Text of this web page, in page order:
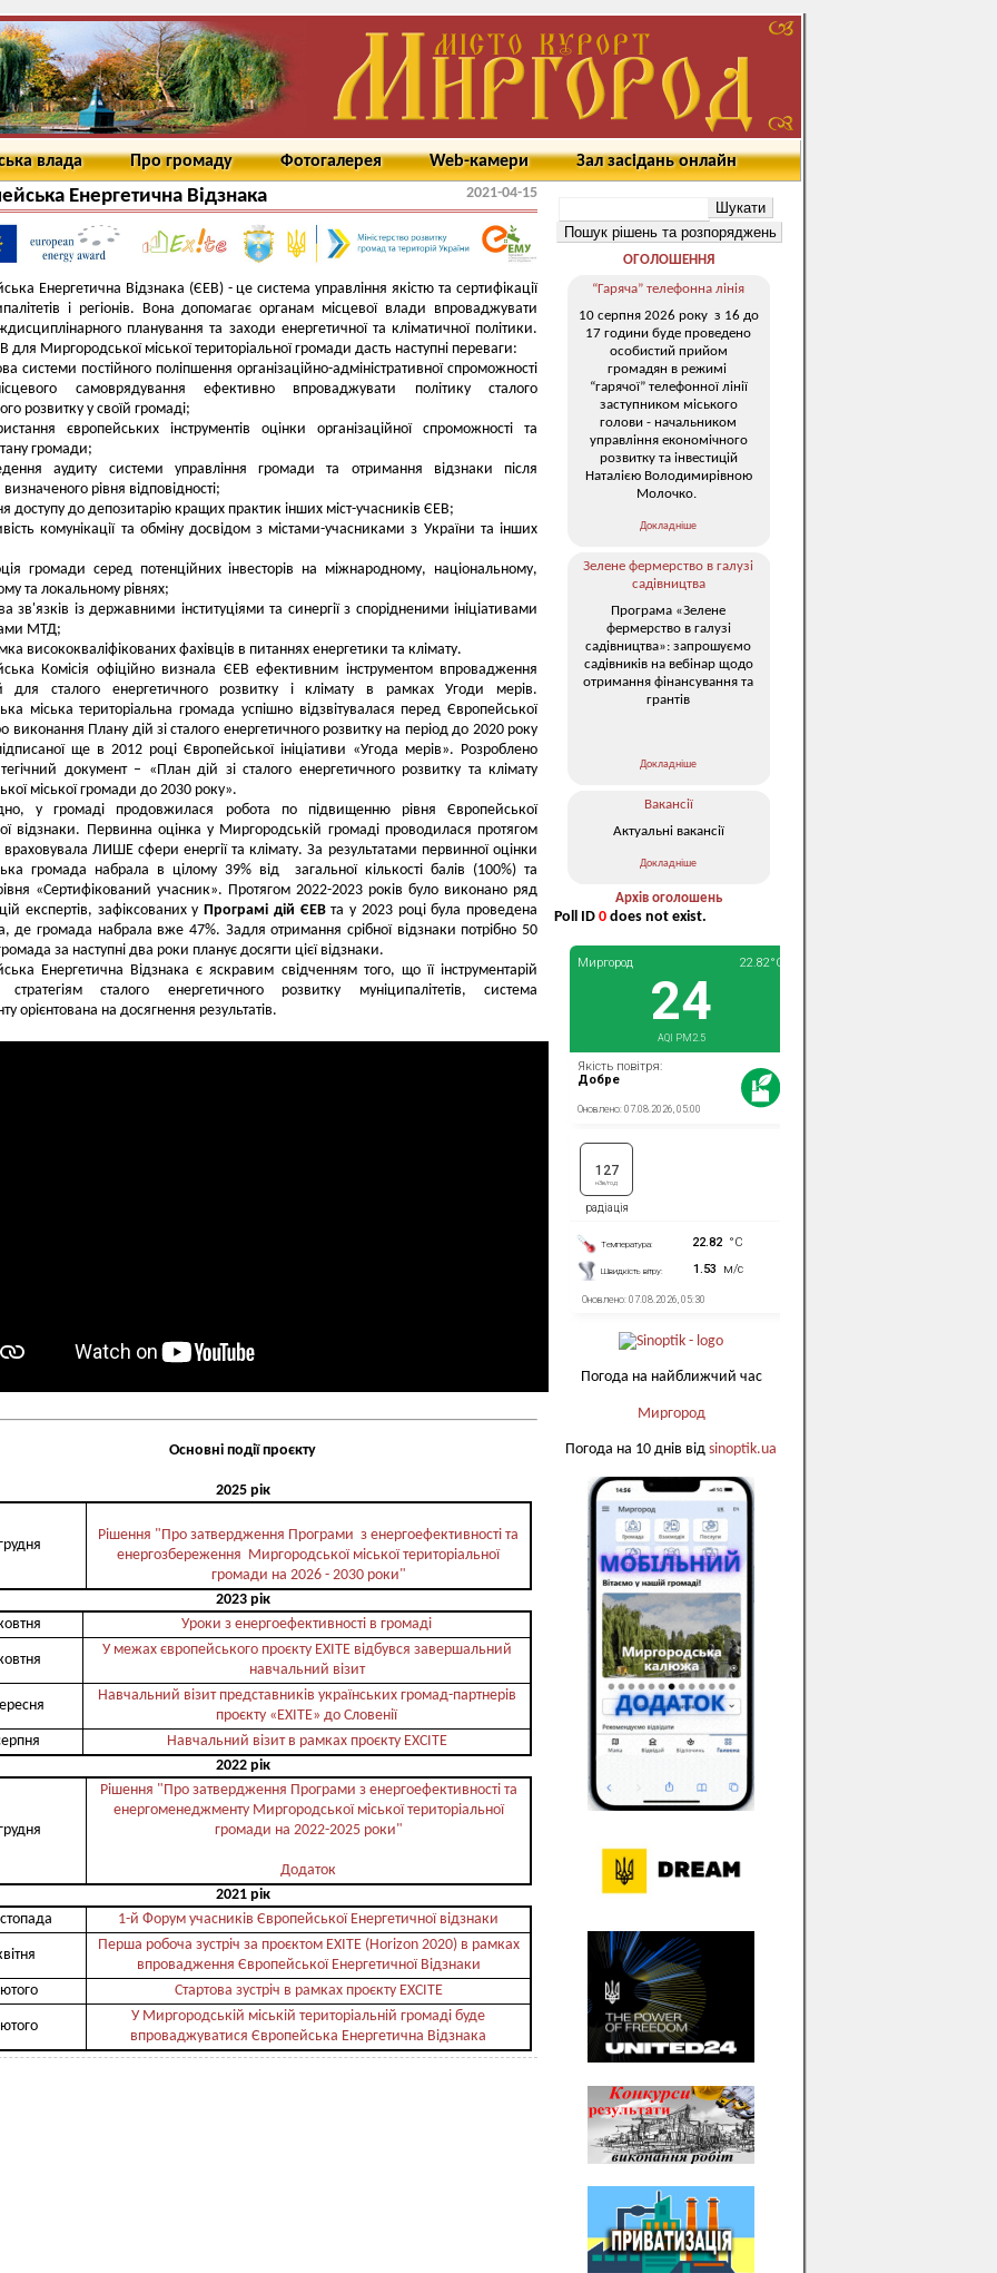
влада Про громаду Фотогалерея Web-камери Зал засідань онлайн
Енергетична Відзнака 2021-04-15
Енергетична Відзнака (ЄЕВ) - це система управління якістю та сертифікації
і регіонів. Вона допомагає органам місцевої влади впроваджувати
планування та заходи енергетичної та кліматичної політики.
для Миргородської міської територіальної громади дасть наступні переваги:
системи постійного поліпшення організаційно-адміністративної спроможності
самоврядування ефективно впроваджувати політику сталого
розвитку у своїй громаді;
європейських інструментів оцінки організаційної спроможності та
громади;
аудиту системи управління громади та отримання відзнаки після
рівня відповідності;
доступу до депозитарію кращих практик інших міст-учасників ЄЕВ;
комунікації та обміну досвідом з містами-учасниками з України та інших
громади серед потенційних інвесторів на міжнародному, національному,
та локальному рівнях;
зв'язків із державними інституціями та синергії з спорідненими ініціативами
МТД;
висококваліфікованих фахівців в питаннях енергетики та клімату.
Комісія офіційно визнала ЄЕВ ефективним інструментом впровадження
для сталого енергетичного розвитку і клімату в рамках Угоди мерів.
міська територіальна громада успішно відзвітувалася перед Європейської
виконання Плану дій зі сталого енергетичного розвитку на період до 2020 року
ще в 2012 році Європейської ініціативи «Угода мерів». Розроблено
документ – «План дій зі сталого енергетичного розвитку та клімату
міської громади до 2030 року».
у громаді продовжилася робота по підвищенню рівня Європейської
відзнаки. Первинна оцінка у Миргородській громаді проводилася протягом
враховувала ЛИШЕ сфери енергії та клімату. За результатами первинної оцінки
громада набрала в цілому 39% від загальної кількості балів (100%) та
«Сертифікований учасник». Протягом 2022-2023 років було виконано ряд
експертів, зафіксованих у Програмі дій ЄЕВта у 2023 році була проведена
де громада набрала вже 47%. Задля отримання срібної відзнаки потрібно 50
за наступні два роки планує досягти цієї відзнаки.
Енергетична Відзнака є яскравим свідченням того, що її інструментарій
стратегіям сталого енергетичного розвитку муніципалітетів, система
орієнтована на досягнення результатів.
Основні події проєкту
2025 рік
Рішення "Про затвердження Програми з енергоефективності та
енергозбереження Миргородської міської територіальної
громади на 2026 - 2030 роки"
2023 рік
Уроки з енергоефективності в громаді
У межах європейського проєкту ЕХІТЕ відбувся завершальний
навчальний візит
Навчальний візит представників українських громад-партнерів
проєкту «ЕХІТЕ» до Словенії
Навчальний візит в рамках проєкту EXCITE
2022 рік
Рішення "Про затвердження Програми з енергоефективності та
енергоменеджменту Миргородської міської територіальної
громади на 2022-2025 роки"
Додаток
2021 рік
1-й Форум учасників Європейської Енергетичної відзнаки
Перша робоча зустріч за проєктом EXITE (Horizon 2020) в рамках
впровадження Європейської Енергетичної Відзнаки
Стартова зустріч в рамках проєкту EXCITE
У Миргородській міській територіальній громаді буде
впроваджуватися Європейська Енергетична Відзнака
ОГОЛОШЕННЯ
“Гаряча” телефонна лінія
10 серпня 2026 року з 16 до
17 години буде проведено
особистий прийом
громадян в режимі
“гарячої” телефонної лінії
заступником міського
голови - начальником
управління економічного
розвитку та інвестицій
Наталією Володимирівною
Молочко.
Докладніше
Зелене фермерство в галузі
садівництва
Програма «Зелене
фермерство в галузі
садівництва»: запрошуємо
садівників на вебінар щодо
отримання фінансування та
грантів
Докладніше
Вакансії
Актуальні вакансії
Докладніше
Архів оголошень
Poll ID 0 does not exist.
Погода на найближчий час
Миргород
Погода на 10 днів від sinoptik.ua